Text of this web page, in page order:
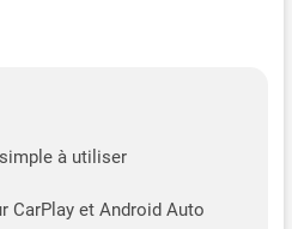
0pel; Su-zuki; H0nda; Tri-
Modèles de téléphone
à utiliser
CarPlay et Android Auto